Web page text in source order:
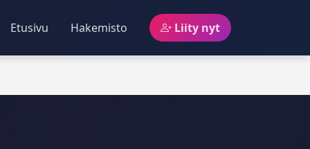
Etusivu Hakemisto Liity nyt